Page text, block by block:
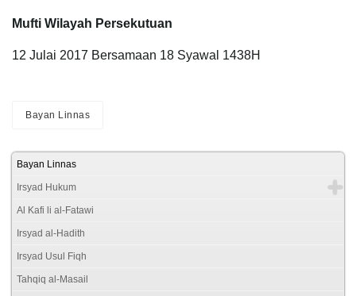
Mufti Wilayah Persekutuan
12 Julai 2017 Bersamaan 18 Syawal 1438H
Bayan Linnas
Bayan Linnas
Irsyad Hukum
Al Kafi li al-Fatawi
Irsyad al-Hadith
Irsyad Usul Fiqh
Tahqiq al-Masail